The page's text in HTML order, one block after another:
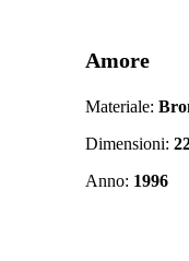
Amore
Materiale:
Dimensioni:
Anno: 1996